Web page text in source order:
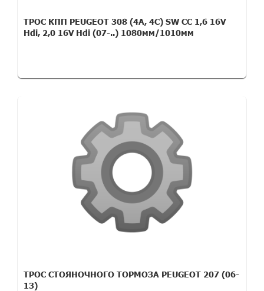
ТРОС КПП PEUGEOT 308 (4A, 4C) SW CC 1,6 16V
Hdi, 2,0 16V Hdi (07-..) 1080мм/1010мм
ТРОС СТОЯНОЧНОГО ТОРМОЗА PEUGEOT 207 (06-
13)